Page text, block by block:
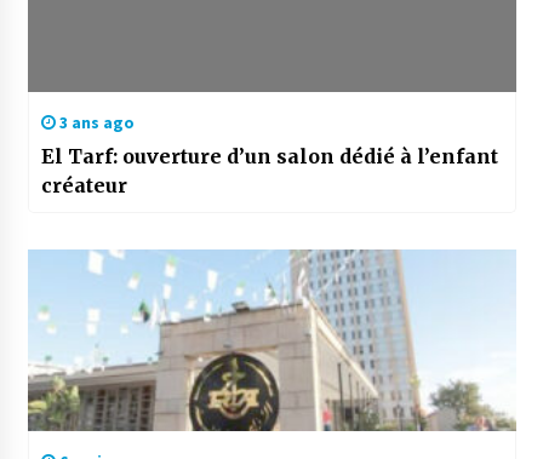
3 ans ago
El Tarf: ouverture d’un salon dédié à l’enfant
créateur